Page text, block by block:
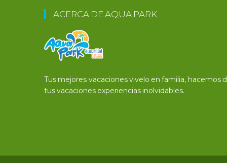
ACERCA DE AQUA PARK
Tus mejores vacaciones vivelo en familia, hacemos
tus vacaciones experiencias inolvidables.